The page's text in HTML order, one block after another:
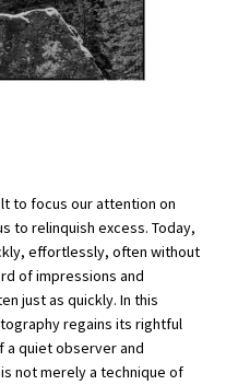
to focus our attention on
to relinquish excess. Today,
effortlessly, often without
of impressions and
just as quickly. In this
regains its rightful
a quiet observer and
not merely a technique of